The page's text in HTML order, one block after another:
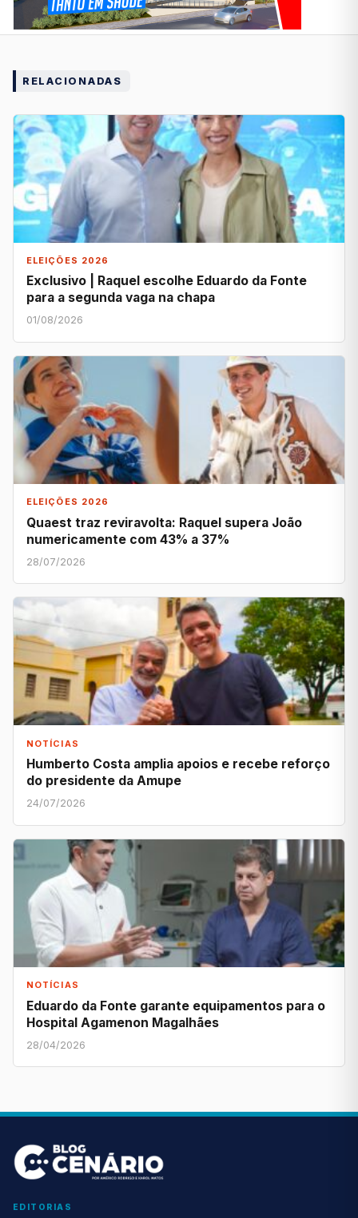
RELACIONADAS
ELEIÇÕES 2026
Exclusivo | Raquel escolhe Eduardo da Fonte
para a segunda vaga na chapa
01/08/2026
ELEIÇÕES 2026
Quaest traz reviravolta: Raquel supera João
numericamente com 43% a 37%
28/07/2026
NOTÍCIAS
Humberto Costa amplia apoios e recebe reforço
do presidente da Amupe
24/07/2026
NOTÍCIAS
Eduardo da Fonte garante equipamentos para o
Hospital Agamenon Magalhães
28/04/2026
EDITORIAS